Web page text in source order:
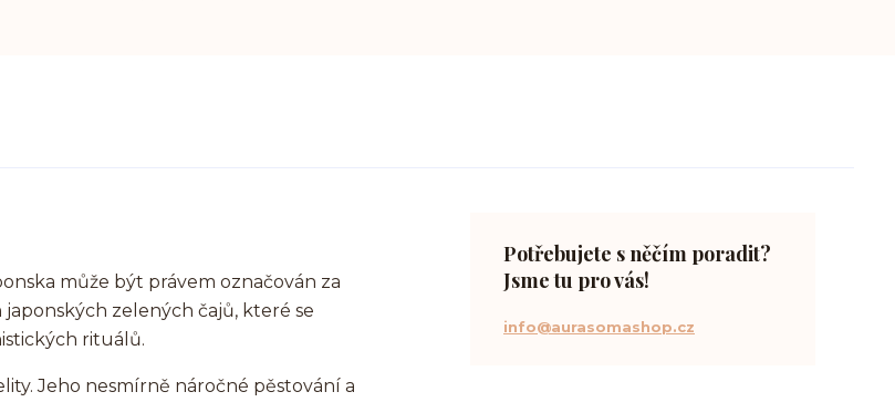
může být právem označován za
zelených čajů, které se
rituálů.
Jeho nesmírně náročné pěstování a
Potřebujete s něčím poradit?
Jsme tu pro vás!
info@aurasomashop.cz